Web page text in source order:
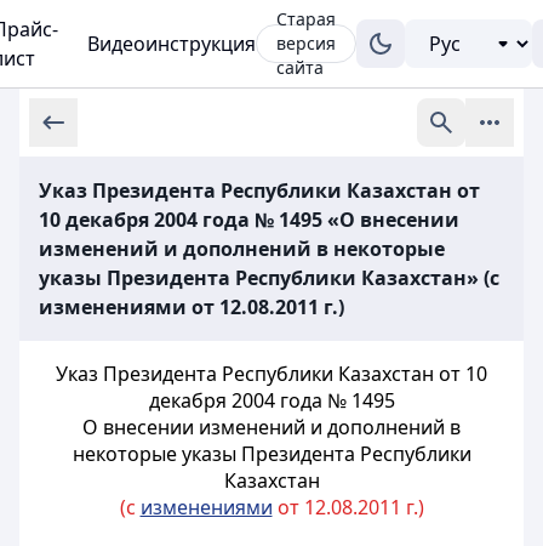
Видеоинструкция
Старая
версия
сайта
Указ Президента Республики Казахстан от
10 декабря 2004 года № 1495 «О внесении
изменений и дополнений в некоторые
указы Президента Республики Казахстан» (с
изменениями от 12.08.2011 г.)
Указ Президента Республики Казахстан от 10
декабря 2004 года № 1495
О внесении изменений и дополнений в
некоторые указы Президента Республики
Казахстан
(с изменениями от 12.08.2011 г.)